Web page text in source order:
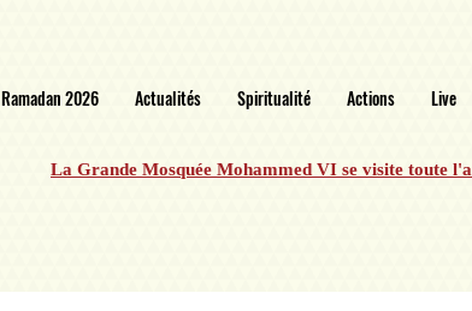
Ramadan 2026 Actualités Spiritualité Actions Live
La Grande Mosquée Mohammed VI se visite toute